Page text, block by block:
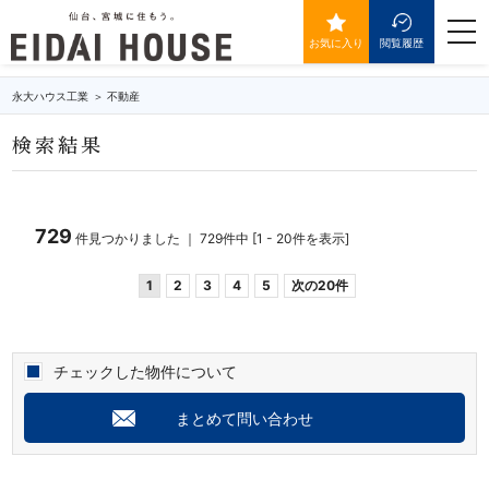
お気に入り 閲覧履歴
永大ハウス工業 不動産
検索結果
729 件見つかりました ｜ 729件中 [1 - 20件を表示]
1 2 3 4 5 次の20件
チェックした物件について
まとめて問い合わせ